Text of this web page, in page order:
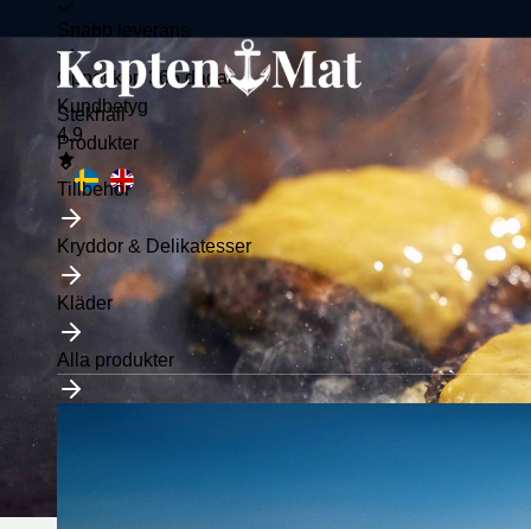
Snabb leverans
Öppet köp 365 dagar
Kundbetyg
4.9
Stekhäll
ProdukterToggle
submenu
Tillbehör
Kryddor & Delikatesser
Kläder
Alla produkter
Köpvilkor